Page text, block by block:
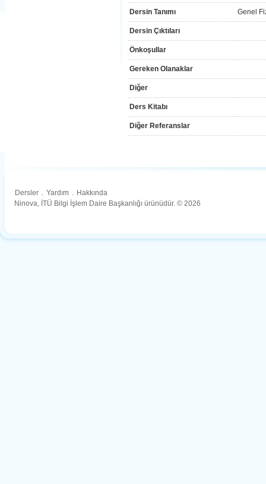
Dersin Tanımı Genel
Dersin Çıktıları
Önkoşullar
Gereken Olanaklar
Diğer
Ders Kitabı
Diğer Referanslar
Dersler . Yardım . Hakkında
Ninova, İTÜ Bilgi İşlem Daire Başkanlığı ürünüdür. © 2026